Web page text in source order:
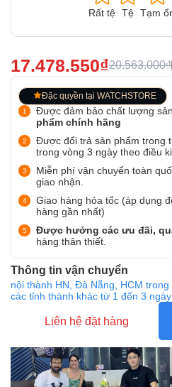
Rất tệ Tệ Tạm
17.478.550₫20.563.000₫
Đặc quyền tại WATCHSTORE
Được đảm bảo chất lượng
phẩm chính hãng
Được đổi trả sản phẩm trong
trong vòng 3 ngày theo điều
Miễn phí vận chuyển toàn
giao nhận.
Giao hàng hỏa tốc (áp dụng
hàng gần nhất)
Được hưởng các ưu đãi,
hàng thân thiết.
Thông tin vận chuyển
nội thành HN, Đà Nẵng, HCM trong
các tỉnh thành khác từ 1 đến 3 ngày
Liên hệ đặt hàng